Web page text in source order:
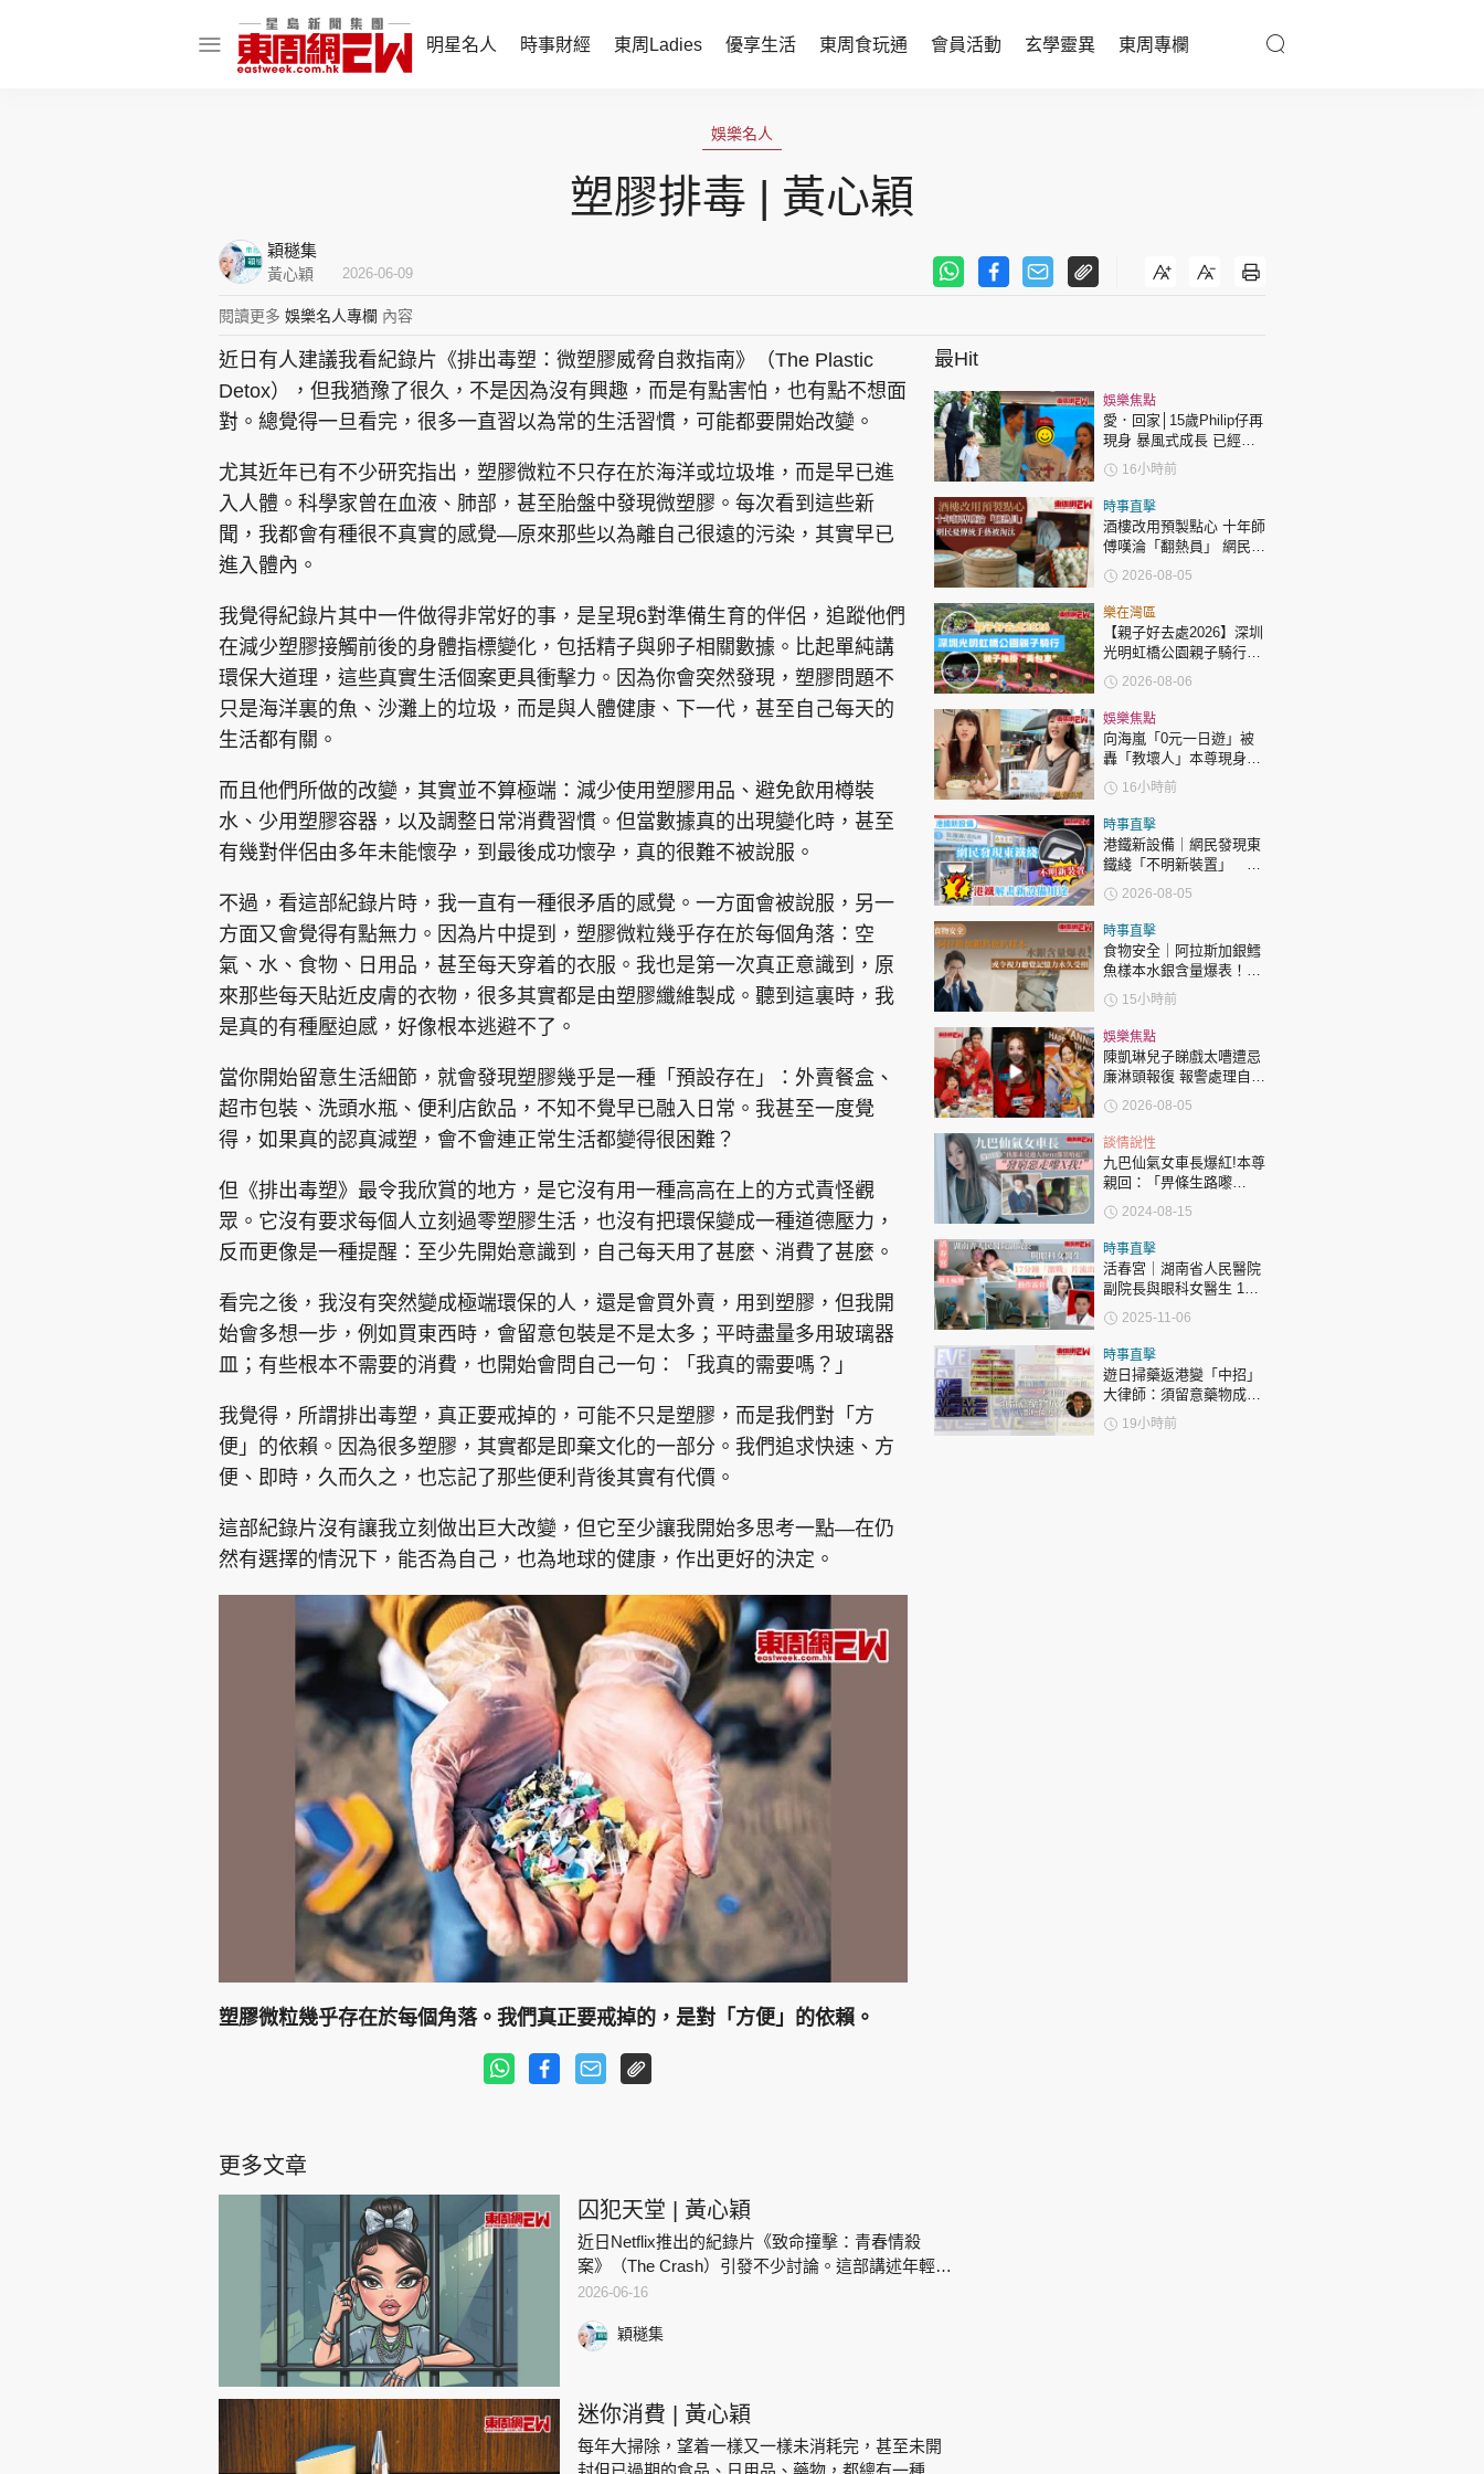
明星名人 時事財經 東周Ladies 優享生活 東周食玩通 會員活動 玄學靈異 東周專欄
東姑熱話
東周Ladies
談情說性
時尚生活
與寵同行
東周食玩通
樂在灣區
會員活動
東周JETSO
玄學靈異
東勝運程
神機妙算 李丞責
緣來有理 麥玲玲
娛樂名人
文化藝術
時政財經
健康生活
飲食旅遊
集團旗下品牌
星島環球 The Standard 親子王
關於我們 聯絡我們 隱私政策聲明 使用條款 版權及免責聲明 Copyright © 東周網 版權所有 . 不得轉載 ©Eastweek.com.hk. All rights reserved.
娛樂名人
塑膠排毒 | 黃心穎
穎穟集
黃心穎 2026-06-09
閱讀更多 娛樂名人專欄 內容
近日有人建議我看紀錄片《排出毒塑：微塑膠威脅自救指南》（The Plastic
Detox），但我猶豫了很久，不是因為沒有興趣，而是有點害怕，也有點不想面
對。總覺得一旦看完，很多一直習以為常的生活習慣，可能都要開始改變。
尤其近年已有不少研究指出，塑膠微粒不只存在於海洋或垃圾堆，而是早已進
入人體。科學家曾在血液、肺部，甚至胎盤中發現微塑膠。每次看到這些新
聞，我都會有種很不真實的感覺—原來那些以為離自己很遠的污染，其實早已
進入體內。
我覺得紀錄片其中一件做得非常好的事，是呈現6對準備生育的伴侶，追蹤他們
在減少塑膠接觸前後的身體指標變化，包括精子與卵子相關數據。比起單純講
環保大道理，這些真實生活個案更具衝擊力。因為你會突然發現，塑膠問題不
只是海洋裏的魚、沙灘上的垃圾，而是與人體健康、下一代，甚至自己每天的
生活都有關。
而且他們所做的改變，其實並不算極端：減少使用塑膠用品、避免飲用樽裝
水、少用塑膠容器，以及調整日常消費習慣。但當數據真的出現變化時，甚至
有幾對伴侶由多年未能懷孕，到最後成功懷孕，真的很難不被說服。
不過，看這部紀錄片時，我一直有一種很矛盾的感覺。一方面會被說服，另一
方面又會覺得有點無力。因為片中提到，塑膠微粒幾乎存在於每個角落：空
氣、水、食物、日用品，甚至每天穿着的衣服。我也是第一次真正意識到，原
來那些每天貼近皮膚的衣物，很多其實都是由塑膠纖維製成。聽到這裏時，我
是真的有種壓迫感，好像根本逃避不了。
當你開始留意生活細節，就會發現塑膠幾乎是一種「預設存在」：外賣餐盒、
超市包裝、洗頭水瓶、便利店飲品，不知不覺早已融入日常。我甚至一度覺
得，如果真的認真減塑，會不會連正常生活都變得很困難？
但《排出毒塑》最令我欣賞的地方，是它沒有用一種高高在上的方式責怪觀
眾。它沒有要求每個人立刻過零塑膠生活，也沒有把環保變成一種道德壓力，
反而更像是一種提醒：至少先開始意識到，自己每天用了甚麼、消費了甚麼。
看完之後，我沒有突然變成極端環保的人，還是會買外賣，用到塑膠，但我開
始會多想一步，例如買東西時，會留意包裝是不是太多；平時盡量多用玻璃器
皿；有些根本不需要的消費，也開始會問自己一句：「我真的需要嗎？」
我覺得，所謂排出毒塑，真正要戒掉的，可能不只是塑膠，而是我們對「方
便」的依賴。因為很多塑膠，其實都是即棄文化的一部分。我們追求快速、方
便、即時，久而久之，也忘記了那些便利背後其實有代價。
這部紀錄片沒有讓我立刻做出巨大改變，但它至少讓我開始多思考一點—在仍
然有選擇的情況下，能否為自己，也為地球的健康，作出更好的決定。
塑膠微粒幾乎存在於每個角落。我們真正要戒掉的，是對「方便」的依賴。
最Hit
娛樂焦點
愛．回家│15歲Philip仔再
現身 暴風式成長 已經高
過「三太」樊亦敏！
16小時前
時事直擊
酒樓改用預製點心 十年師
傅嘆淪「翻熱員」 網民憂
傳統手藝被淘汰
2026-08-05
樂在灣區
【親子好去處2026】深圳
光明虹橋公園親子騎行：
「電助力黃包車」2小時
環湖
2026-08-06
娛樂焦點
向海嵐「0元一日遊」被
轟「教壞人」本尊現身回
應網民
16小時前
時事直擊
港鐵新設備｜網民發現東
鐵綫「不明新裝置」 港
鐵解畫新設備用途
2026-08-05
時事直擊
食物安全｜阿拉斯加銀鱈
魚樣本水銀含量爆表！或
令視力聽覺記憶力永久受
損
15小時前
娛樂焦點
陳凱琳兒子睇戲太嘈遭忌
廉淋頭報復 報警處理自責
護子不力 歐錦棠陳倩揚齊
表態「媽媽有責任」
2026-08-05
談情說性
九巴仙氣女車長爆紅!本尊
親回：「畀條生路嚟
行！」 反擊樣衰晒Benz
惡評：「發窮惡走嚟X
我！」
2024-08-15
時事直擊
活春宮｜湖南省人民醫院
副院長與眼科女醫生 17
分鐘「激戰」片流出 動作
露骨 網上瘋傳
2025-11-06
時事直擊
遊日掃藥返港變「中招」
大律師：須留意藥物成分
自用代購都唔係護身符
19小時前
更多文章
囚犯天堂 | 黃心穎
近日Netflix推出的紀錄片《致命撞擊：青春情殺
案》（The Crash）引發不少討論。這部講述年輕女
子蓄意駕車撞牆，引致男友與友人喪生的案件，本
悚然的，
2026-06-16
穎穟集
迷你消費 | 黃心穎
每年大掃除，望着一樣又一樣未消耗完，甚至未開
封但已過期的食品、日用品、藥物，都總有一種莫